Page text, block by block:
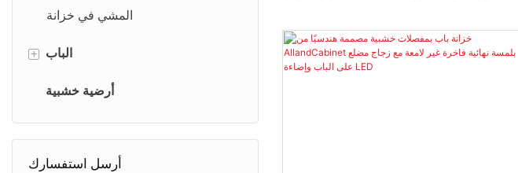
المشي في خزانة
+ الباب
باب الدخول
باب خشبي داخلي
باب المرآب
أرضية خشبية
أرسل استفسارك